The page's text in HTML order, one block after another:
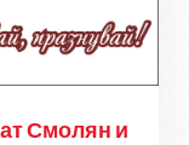
Смолян и